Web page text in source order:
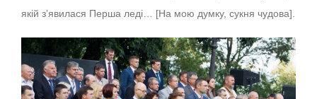
якій з’явилася Перша леді… [На мою думку, сукня чудова].